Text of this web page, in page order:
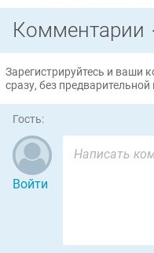
Комментарии
Зарегистрируйтесь и ваши
сразу, без
Гость:
Войти